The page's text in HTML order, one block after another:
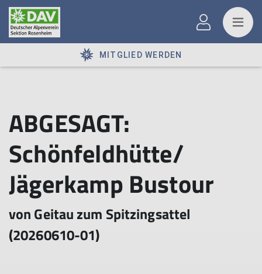
MITGLIED WERDEN
ABGESAGT:
Schönfeldhütte/
Jägerkamp Bustour
von Geitau zum Spitzingsattel
(20260610-01)